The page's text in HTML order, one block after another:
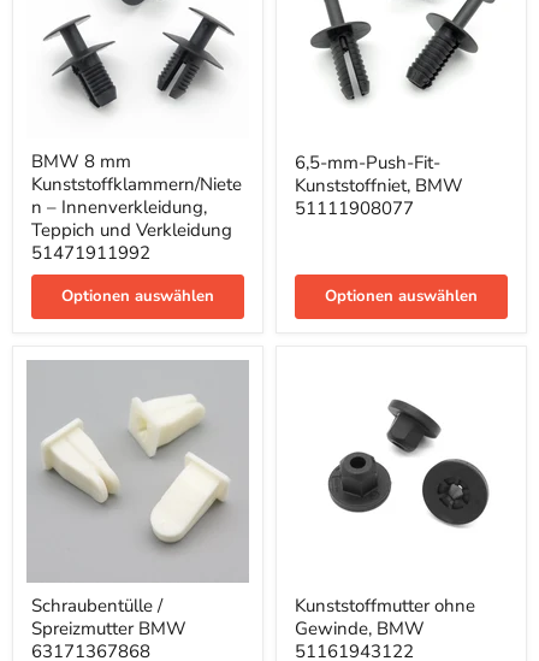
8
mm
Kunststoffklammern/Nieten
–
Innenverkleidung,
Teppich
und
Verkleidung
51471911992
BMW 8 mm
Kunststoffklammern/Niete
n – Innenverkleidung,
Teppich und Verkleidung
51471911992
Optionen auswählen
mm-
Push-
Fit-
6,5-mm-Push-Fit-
Kunststoffniet, BMW
51111908077
Optionen auswählen
Spreizmutter
BMW
Schraubentülle /
Spreizmutter BMW
63171367868
ohne
Gewinde,
BMW
Kunststoffmutter ohne
Gewinde, BMW
51161943122